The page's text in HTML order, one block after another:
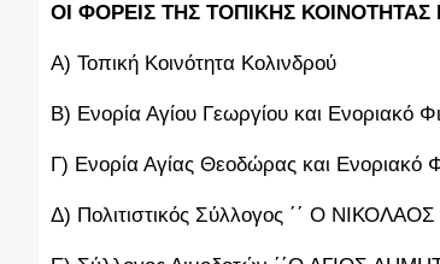
ΟΙ ΦΟΡΕΙΣ ΤΗΣ ΤΟΠΙΚΗΣ
Α) Τοπική Κοινότητα Κολινδρού
Β) Ενορία Αγίου Γεωργίου και Ενοριακό
Γ) Ενορία Αγίας Θεοδώρας και Ενοριακό
Δ) Πολιτιστικός Σύλλογος ΄΄ Ο